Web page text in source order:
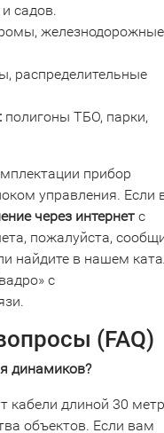
садов.
железнодорожные
распределительные
полигоны ТБО, парки,
прибор
управления. Если
через интернет с
пожалуйста,
найдите в нашем
с
(FAQ)
динамиков?
кабели длиной 30
объектов. Если вам